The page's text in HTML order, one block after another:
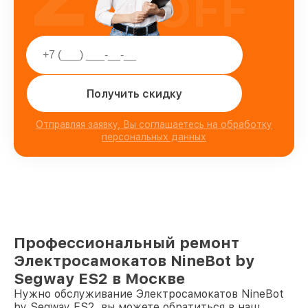
Получить скидку
Отправляя заявку, Вы соглашаетесь на обработку
персональных данных
Профессиональный ремонт
Электросамокатов NineBot by
Segway ES2 в Москве
Нужно обслуживание Электросамокатов NineBot